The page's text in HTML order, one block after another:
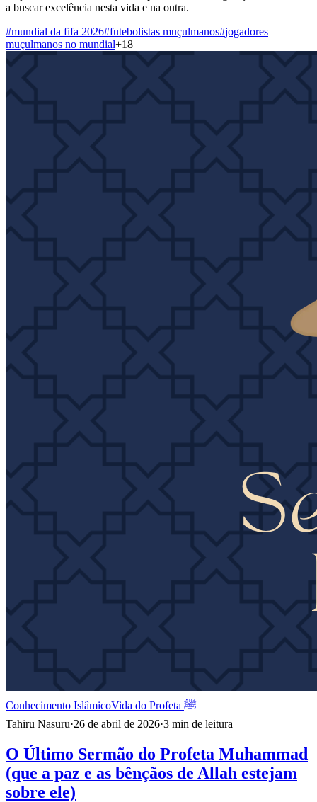
a buscar excelência nesta vida e na outra.
#mundial da fifa 2026#futebolistas muçulmanos#jogadores
muçulmanos no mundial+18
Conhecimento Islâmico
Vida do Profeta ﷺ
Tahiru Nasuru·26 de abril de 2026·3 min de leitura
O Último Sermão do Profeta Muhammad
(que a paz e as bênçãos de Allah estejam
sobre ele)